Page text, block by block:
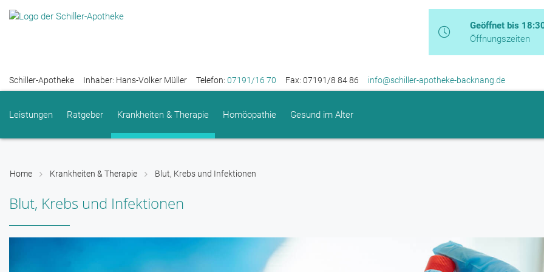
Geöffnet bis
Öffnungszeiten
Schiller-Apotheke Inhaber: Hans-Volker Müller Telefon: 07191/16 70 Fax: 07191/8 84 86 info@schiller-apotheke-backnang.de
Leistungen Ratgeber Krankheiten & Therapie Homöopathie Gesund im Alter
Home Krankheiten & Therapie Blut, Krebs und Infektionen
Blut, Krebs und Infektionen